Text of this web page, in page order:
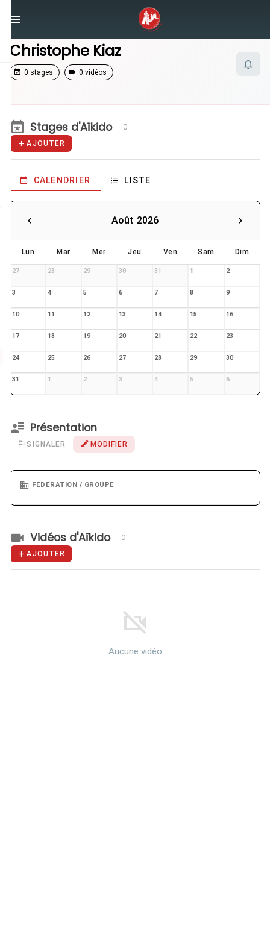
Christophe Kiaz
Christophe Kiaz
0 stages 0 vidéos
Stages d'Aïkido 0
AJOUTER
CALENDRIER LISTE
Août 2026
Lun Mar Mer Jeu Ven Sam Dim
27 28 29 30 31 1 2
3 4 5 6 7 8 9
10 11 12 13 14 15 16
17 18 19 20 21 22 23
24 25 26 27 28 29 30
31 1 2 3 4 5 6
Présentation
SIGNALER MODIFIER
FÉDÉRATION / GROUPE
Vidéos d'Aïkido 0
AJOUTER
Aucune vidéo